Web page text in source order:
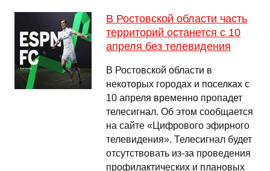
В Ростовской области часть
территорий останется с 10
апреля без телевидения
В Ростовской области в
некоторых городах и поселках с
10 апреля временно пропадет
телесигнал. Об этом сообщается
на сайте «Цифрового эфирного
телевидения». Телесигнал будет
отсутствовать из-за проведения
профилактических и плановых